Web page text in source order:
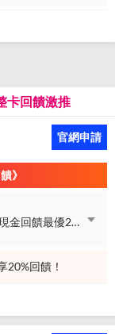
卡回饋激推
官網申請
》
新卡友享現金回饋最優7%，每月上限200元 + 現金回饋最優2%，每月上限150元 + 現金回饋最優1%，無上限
20%回饋！